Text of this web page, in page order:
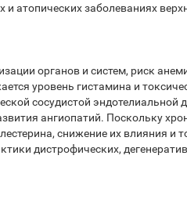
атопических заболеваниях
органов и систем, риск
уровень гистамина и
сосудистой эндотелиальной
ангиопатий. Поскольку
снижение их влияния и
дистрофических,